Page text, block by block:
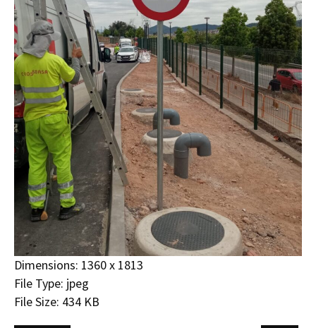
Dimensions: 1360 x 1813
File Type: jpeg
File Size: 434 KB